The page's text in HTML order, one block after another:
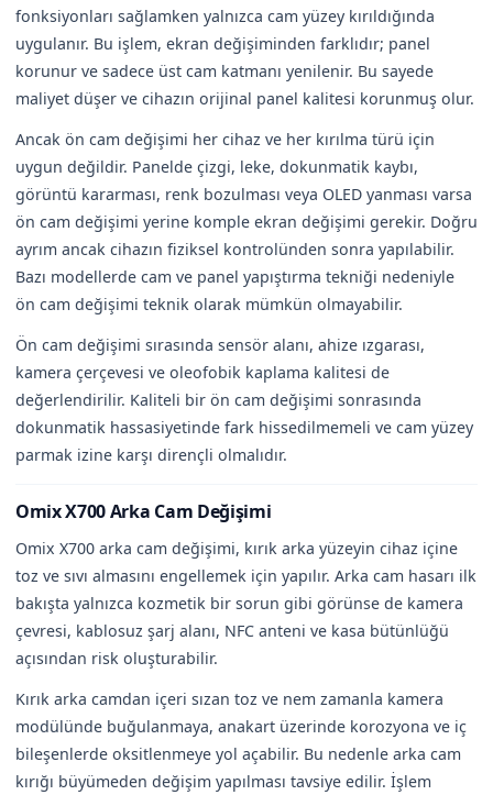
fonksiyonları sağlamken yalnızca cam yüzey kırıldığında
uygulanır. Bu işlem, ekran değişiminden farklıdır; panel
korunur ve sadece üst cam katmanı yenilenir. Bu sayede
maliyet düşer ve cihazın orijinal panel kalitesi korunmuş olur.
Ancak ön cam değişimi her cihaz ve her kırılma türü için
uygun değildir. Panelde çizgi, leke, dokunmatik kaybı,
görüntü kararması, renk bozulması veya OLED yanması varsa
ön cam değişimi yerine komple ekran değişimi gerekir. Doğru
ayrım ancak cihazın fiziksel kontrolünden sonra yapılabilir.
Bazı modellerde cam ve panel yapıştırma tekniği nedeniyle
ön cam değişimi teknik olarak mümkün olmayabilir.
Ön cam değişimi sırasında sensör alanı, ahize ızgarası,
kamera çerçevesi ve oleofobik kaplama kalitesi de
değerlendirilir. Kaliteli bir ön cam değişimi sonrasında
dokunmatik hassasiyetinde fark hissedilmemeli ve cam yüzey
parmak izine karşı dirençli olmalıdır.
Omix X700 Arka Cam Değişimi
Omix X700 arka cam değişimi, kırık arka yüzeyin cihaz içine
toz ve sıvı almasını engellemek için yapılır. Arka cam hasarı ilk
bakışta yalnızca kozmetik bir sorun gibi görünse de kamera
çevresi, kablosuz şarj alanı, NFC anteni ve kasa bütünlüğü
açısından risk oluşturabilir.
Kırık arka camdan içeri sızan toz ve nem zamanla kamera
modülünde buğulanmaya, anakart üzerinde korozyona ve iç
bileşenlerde oksitlenmeye yol açabilir. Bu nedenle arka cam
kırığı büyümeden değişim yapılması tavsiye edilir. İşlem